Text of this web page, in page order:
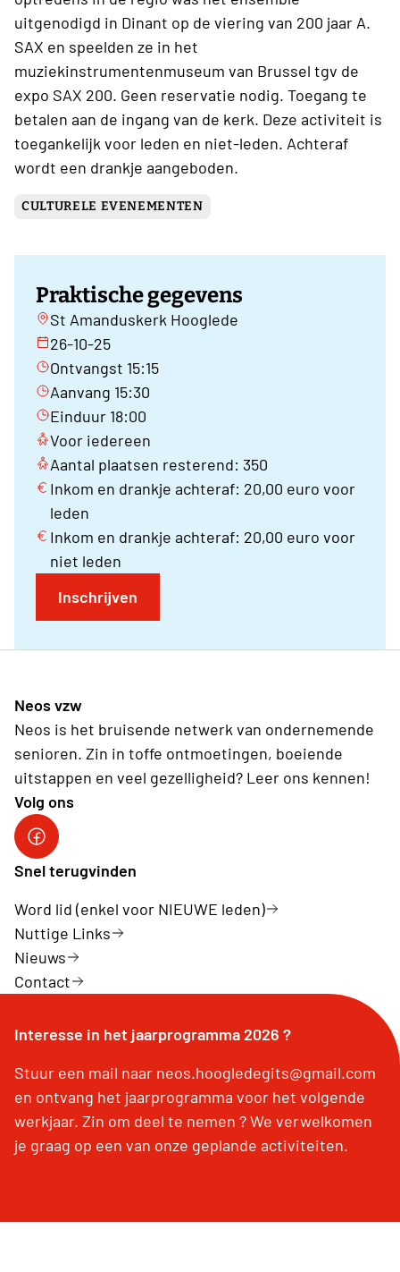
uitgenodigd in Dinant op de viering van 200 jaar A.
SAX en speelden ze in het
muziekinstrumentenmuseum van Brussel tgv de
expo SAX 200. Geen reservatie nodig. Toegang te
betalen aan de ingang van de kerk. Deze activiteit is
toegankelijk voor leden en niet-leden. Achteraf
wordt een drankje aangeboden.
CULTURELE EVENEMENTEN
Praktische gegevens
St Amanduskerk Hooglede
26-10-25
Ontvangst 15:15
Aanvang 15:30
Einduur 18:00
Voor iedereen
Aantal plaatsen resterend: 350
Inkom en drankje achteraf: 20,00 euro voor
leden
Inkom en drankje achteraf: 20,00 euro voor
niet leden
Inschrijven
Neos vzw
Neos is het bruisende netwerk van ondernemende
senioren. Zin in toffe ontmoetingen, boeiende
uitstappen en veel gezelligheid? Leer ons kennen!
Volg ons
Snel terugvinden
Word lid (enkel voor NIEUWE leden)
Nuttige Links
Nieuws
Contact
Interesse in het jaarprogramma 2026 ?
Stuur een mail naar neos.hoogledegits@gmail.com
en ontvang het jaarprogramma voor het volgende
werkjaar. Zin om deel te nemen ? We verwelkomen
je graag op een van onze geplande activiteiten.